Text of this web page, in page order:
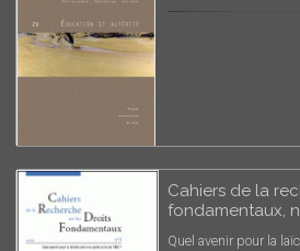
Cahiers de la
fondamentaux,
Quel avenir pour la